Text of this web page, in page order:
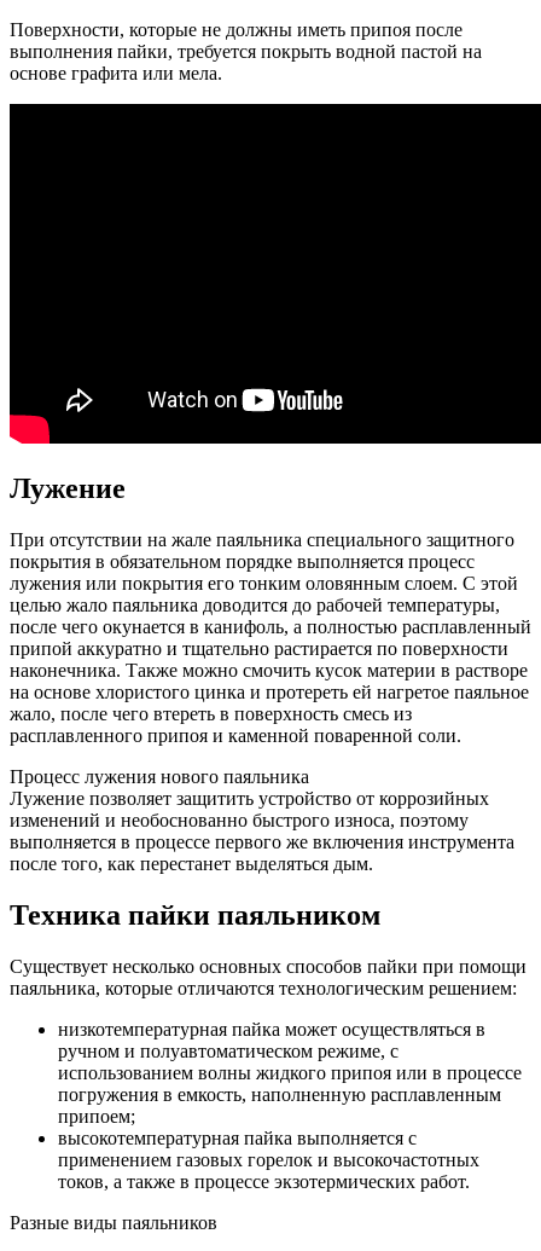
Поверхности, которые не должны иметь припоя после
выполнения пайки, требуется покрыть водной пастой на
основе графита или мела.
Лужение
При отсутствии на жале паяльника специального защитного
покрытия в обязательном порядке выполняется процесс
лужения или покрытия его тонким оловянным слоем. С этой
целью жало паяльника доводится до рабочей температуры,
после чего окунается в канифоль, а полностью расплавленный
припой аккуратно и тщательно растирается по поверхности
наконечника. Также можно смочить кусок материи в растворе
на основе хлористого цинка и протереть ей нагретое паяльное
жало, после чего втереть в поверхность смесь из
расплавленного припоя и каменной поваренной соли.
Процесс лужения нового паяльника
Лужение позволяет защитить устройство от коррозийных
изменений и необоснованно быстрого износа, поэтому
выполняется в процессе первого же включения инструмента
после того, как перестанет выделяться дым.
Техника пайки паяльником
Существует несколько основных способов пайки при помощи
паяльника, которые отличаются технологическим решением:
низкотемпературная пайка может осуществляться в
ручном и полуавтоматическом режиме, с
использованием волны жидкого припоя или в процессе
погружения в емкость, наполненную расплавленным
припоем;
высокотемпературная пайка выполняется с
применением газовых горелок и высокочастотных
токов, а также в процессе экзотермических работ.
Разные виды паяльников